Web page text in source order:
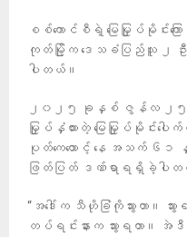
စစ်ကောင်စီရဲ့ မြေမြှုပ်မိုင်းကြ
ကုတ်မြို့က ဒေသခံပြည်သူ
ပါတယ်။
၂၀၂၅ ခုနှစ် ဇွန်လ ၂၅
မြှုပ်နှံထားတဲ့ မြေမြှုပ်မိုင်းပေါ
ပုတ်ကေထောင့် နေ အသက် ၆၁ နှ
ဖြတ်ပြတ် ဒဏ်ရာရရှိခဲ့ပါ
“အဒေါ်က သီဟိုခြံကိုသွားတာ။ သွ
တပ်ရင်းနားက သွားရတာ။ အဲဒီ